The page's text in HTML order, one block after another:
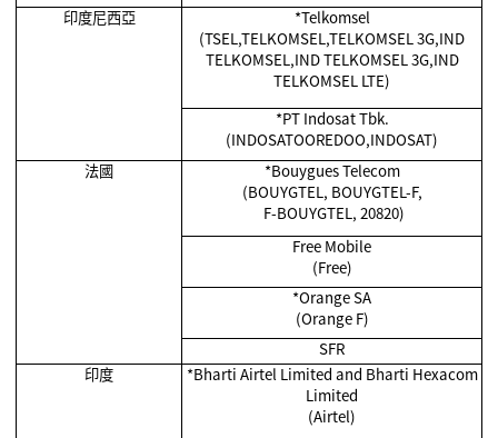
印度尼西亞
*Telkomsel
(TSEL,TELKOMSEL,TELKOMSEL 3G,IND
TELKOMSEL,IND TELKOMSEL 3G,IND
TELKOMSEL LTE)
*PT Indosat Tbk.
(INDOSATOOREDOO,INDOSAT)
法國
*Bouygues Telecom
(BOUYGTEL, BOUYGTEL-F,
F-BOUYGTEL, 20820)
Free Mobile
(Free)
*Orange SA
(Orange F)
SFR
印度
*Bharti Airtel Limited and Bharti Hexacom
Limited
(Airtel)